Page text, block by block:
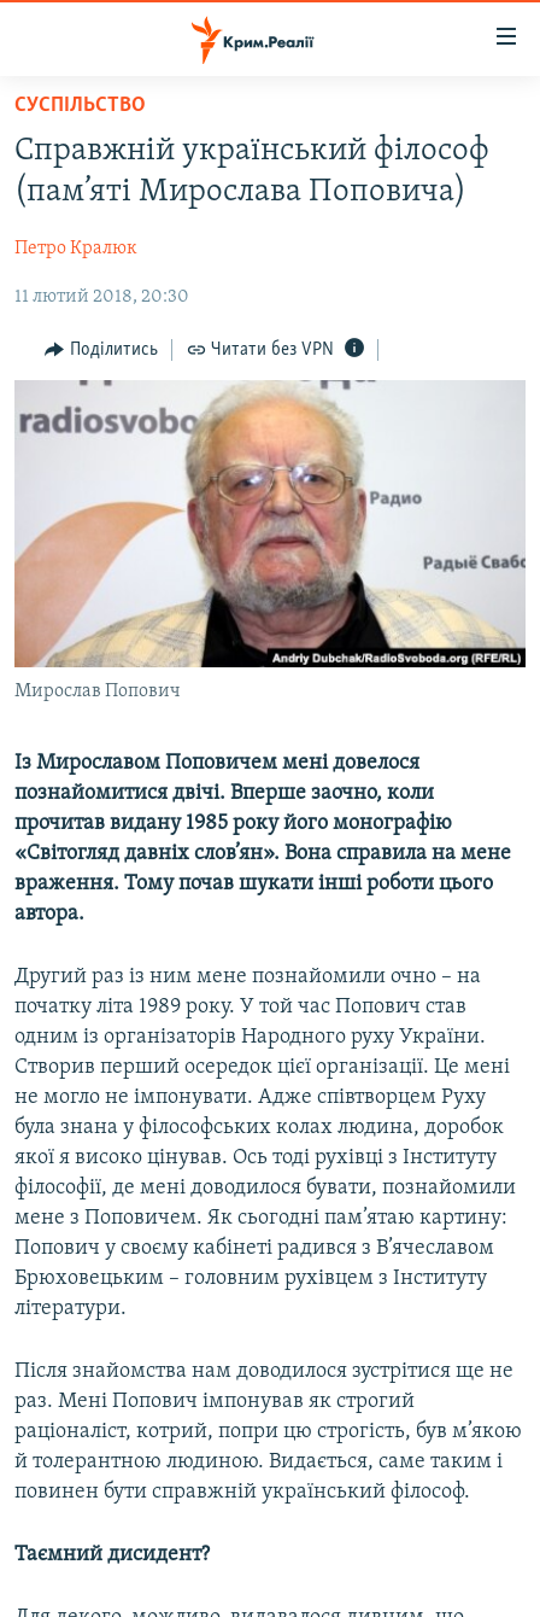
Перейти
основного
матеріалу
до
навігації
Перейти
ВОДА.КРИМ
ВІДЕО ТА ФОТО
ПОЛІТИКА
БЛОГИ
ПОГЛЯД
ІНТЕРВ'Ю
ВСЕ ЗА ДЕНЬ
ДЕПОРТАЦІЯ
ВІДЕОУРОКИ «ELIFBE»
СВІДЧЕННЯ ОКУПАЦІЇ
УКРАЇНСЬКА ПРОБЛЕМА КРИМУ
ІНФОГРАФІКА
ЯК ОБІЙТИ БЛОКУВАННЯ
Русский
Qırımtatar
ДОЛУЧАЙСЯ!
Усі сайти RFE/RL
СУСПІЛЬСТВО
Справжній український філософ
(пам’яті Мирослава Поповича)
Петро Кралюк
11 лютий 2018, 20:30
Поділитись Читати без VPN
Мирослав Попович
Із Мирославом Поповичем мені довелося
познайомитися двічі. Вперше заочно, коли
прочитав видану 1985 року його монографію
«Світогляд давніх слов’ян». Вона справила на мене
враження. Тому почав шукати інші роботи цього
автора.
Другий раз із ним мене познайомили очно – на
початку літа 1989 року. У той час Попович став
одним із організаторів Народного руху України.
Створив перший осередок цієї організації. Це мені
не могло не імпонувати. Адже співтворцем Руху
була знана у філософських колах людина, доробок
якої я високо цінував. Ось тоді рухівці з Інституту
філософії, де мені доводилося бувати, познайомили
мене з Поповичем. Як сьогодні пам’ятаю картину:
Попович у своєму кабінеті радився з В’ячеславом
Брюховецьким – головним рухівцем з Інституту
літератури.
Після знайомства нам доводилося зустрітися ще не
раз. Мені Попович імпонував як строгий
раціоналіст, котрий, попри цю строгість, був м’якою
й толерантною людиною. Видається, саме таким і
повинен бути справжній український філософ.
Таємний дисидент?